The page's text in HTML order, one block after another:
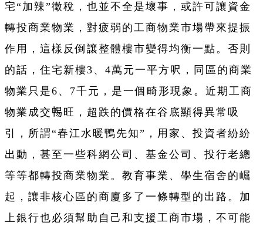
宅“加辣”徵稅，也並不全是壞事，或許可讓資金
轉投商業物業，對疲弱的工商物業市場帶來提振
作用，這樣反倒讓整體樓市變得均衡一點。否則
的話，住宅新樓3、4萬元一平方呎，同區的商業
物業只是6、7千元，是一個畸形現象。近期工商
物業成交𣈱旺，超跌的價格在谷底顯得異常吸
引，所謂“春江水暖鴨先知”，用家、投資者紛紛
出動，甚至一些科網公司、基金公司、投行老總
等等都轉投商業物業。教育事業、學生宿舍的崛
起，讓非核心區的商廈多了一條轉型的出路。加
上銀行也必須幫助自己和支援工商市場，不可能